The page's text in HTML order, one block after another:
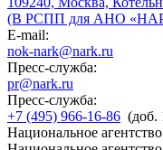
(В РСПП для АНО
E-mail:
nok-nark@nark.ru
Пресс-служба:
pr@nark.ru
Пресс-служба:
+7 (495) 966-16-86 (доб.
Национальное агентство